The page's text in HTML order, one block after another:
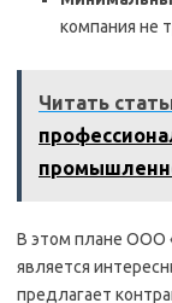
компания не
Читать
В этом плане ООО
является
предлагает